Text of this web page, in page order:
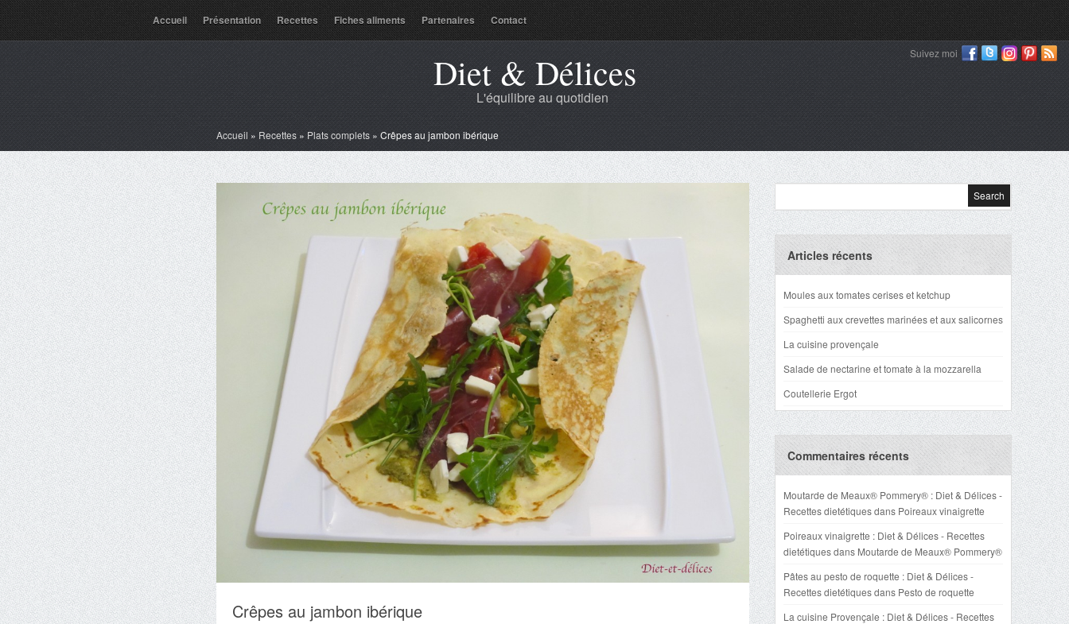
Accueil Présentation Recettes Fiches aliments Partenaires Contact
Suivez moi
Diet & Délices
L'équilibre au quotidien
Accueil » Recettes » Plats complets » Crêpes au jambon ibérique
Crêpes au jambon ibérique
Articles récents
Moules aux tomates cerises et ketchup
Spaghetti aux crevettes marinées et aux salicornes
La cuisine provençale
Salade de nectarine et tomate à la mozzarella
Coutellerie Ergot
Commentaires récents
Moutarde de Meaux® Pommery® : Diet & Délices -
Recettes dietétiquesdans Poireaux vinaigrette
Poireaux vinaigrette : Diet & Délices - Recettes
dietétiquesdans Moutarde de Meaux® Pommery®
Pâtes au pesto de roquette : Diet & Délices -
Recettes dietétiquesdans Pesto de roquette
La cuisine Provençale : Diet & Délices - Recettes